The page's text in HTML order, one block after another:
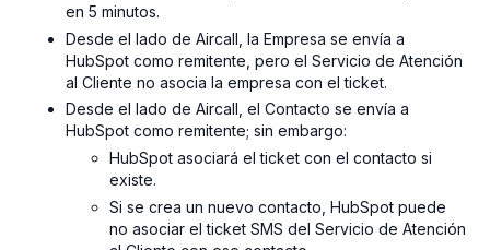
en 5 minutos.
Desde el lado de Aircall, la Empresa se envía a
HubSpot como remitente, pero el Servicio de Atención
al Cliente no asocia la empresa con el ticket.
Desde el lado de Aircall, el Contacto se envía a
HubSpot como remitente; sin embargo:
HubSpot asociará el ticket con el contacto si
existe.
Si se crea un nuevo contacto, HubSpot puede
no asociar el ticket SMS del Servicio de Atención